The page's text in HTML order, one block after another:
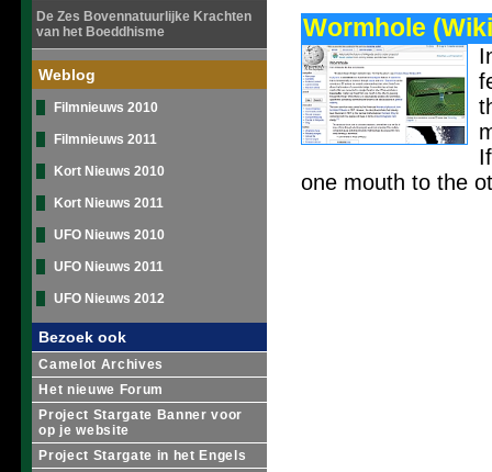
De Zes Bovennatuurlijke Krachten
van het Boeddhisme
Weblog
Filmnieuws 2010
Filmnieuws 2011
Kort Nieuws 2010
Kort Nieuws 2011
UFO Nieuws 2010
UFO Nieuws 2011
UFO Nieuws 2012
Bezoek ook
Camelot Archives
Het nieuwe Forum
Project Stargate Banner voor
op je website
Project Stargate in het Engels
Wormhole
one mouth to the